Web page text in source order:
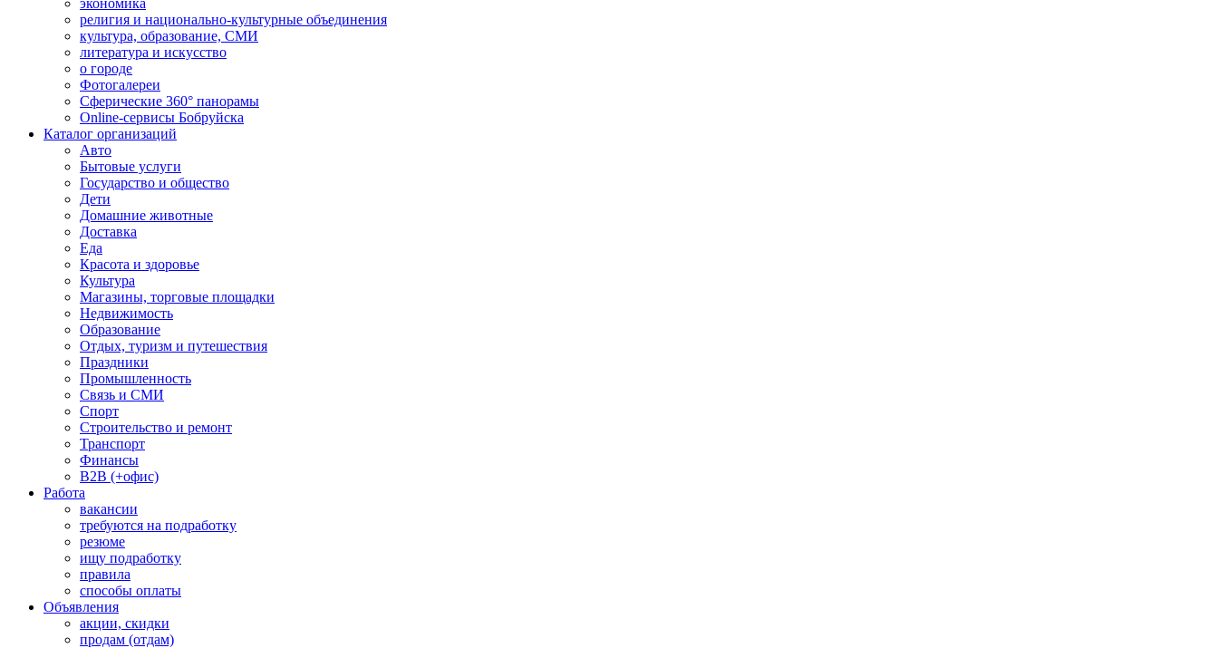
экономика
религия и национально-культурные объединения
культура, образование, СМИ
литература и искусство
о городе
Фотогалереи
Сферические 360° панорамы
Online-сервисы Бобруйска
Каталог организаций
Авто
Бытовые услуги
Государство и общество
Дети
Домашние животные
Доставка
Еда
Красота и здоровье
Культура
Магазины, торговые площадки
Недвижимость
Образование
Отдых, туризм и путешествия
Праздники
Промышленность
Связь и СМИ
Спорт
Строительство и ремонт
Транспорт
Финансы
B2B (+офис)
Работа
вакансии
требуются на подработку
резюме
ищу подработку
правила
способы оплаты
Объявления
акции, скидки
продам (отдам)